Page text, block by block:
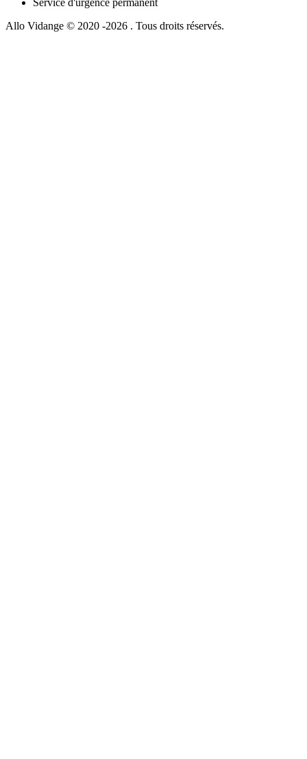
Allo Vidange © 2020 -2026 . Tous droits réservés.